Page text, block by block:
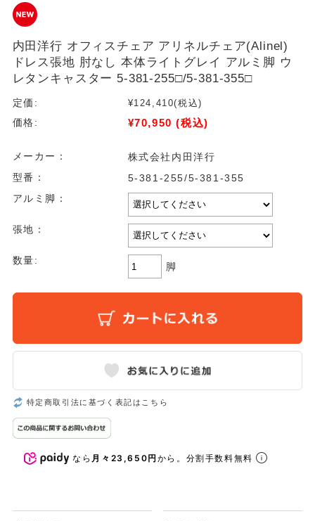
内田洋行 オフィスチェア アリネルチェア(Alinel)
ドレス張地 肘なし 本体ライトグレイ アルミ脚 ウ
レタンキャスター 5-381-255□/5-381-355□
定価: ¥124,410(税込)
価格:
¥70,950 (税込)
メーカー：
株式会社内田洋行
型番：
5-381-255/5-381-355
アルミ脚：
張地：
数量:
脚
特定商取引法に基づく表記はこちら
なら 月々23,650円から。分割手数料無料